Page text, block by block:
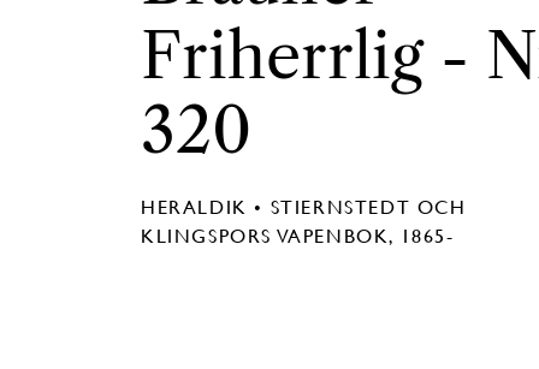
Friherrlig -
320
HERALDIK • STIERNSTEDT OCH
KLINGSPORS VAPENBOK, 1865-